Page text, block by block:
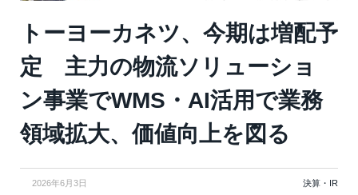
トーヨーカネツ、今期は増配予
定 主力の物流ソリューショ
ン事業でWMS・AI活用で業務
領域拡大、価値向上を図る
2026年6月3日 決算・IR